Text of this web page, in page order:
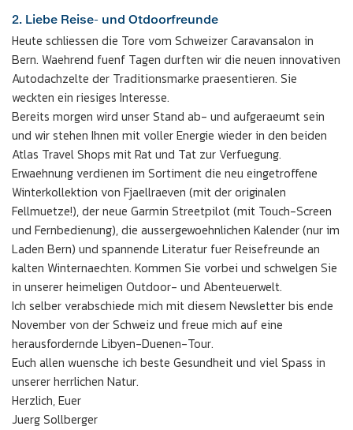
2. Liebe Reise- und Otdoorfreunde
Heute schliessen die Tore vom Schweizer Caravansalon in
Bern. Waehrend fuenf Tagen durften wir die neuen innovativen
Autodachzelte der Traditionsmarke praesentieren. Sie
weckten ein riesiges Interesse.
Bereits morgen wird unser Stand ab- und aufgeraeumt sein
und wir stehen Ihnen mit voller Energie wieder in den beiden
Atlas Travel Shops mit Rat und Tat zur Verfuegung.
Erwaehnung verdienen im Sortiment die neu eingetroffene
Winterkollektion von Fjaellraeven (mit der originalen
Fellmuetze!), der neue Garmin Streetpilot (mit Touch-Screen
und Fernbedienung), die aussergewoehnlichen Kalender (nur im
Laden Bern) und spannende Literatur fuer Reisefreunde an
kalten Winternaechten. Kommen Sie vorbei und schwelgen Sie
in unserer heimeligen Outdoor- und Abenteuerwelt.
Ich selber verabschiede mich mit diesem Newsletter bis ende
November von der Schweiz und freue mich auf eine
herausfordernde Libyen-Duenen-Tour.
Euch allen wuensche ich beste Gesundheit und viel Spass in
unserer herrlichen Natur.
Herzlich, Euer
Juerg Sollberger